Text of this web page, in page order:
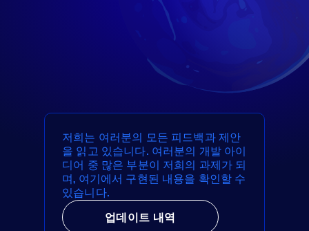
저희는 여러분의 모든 피드백과 제안
을 읽고 있습니다. 여러분의 개발 아이
디어 중 많은 부분이 저희의 과제가 되
며, 여기에서 구현된 내용을 확인할 수
있습니다.
업데이트 내역